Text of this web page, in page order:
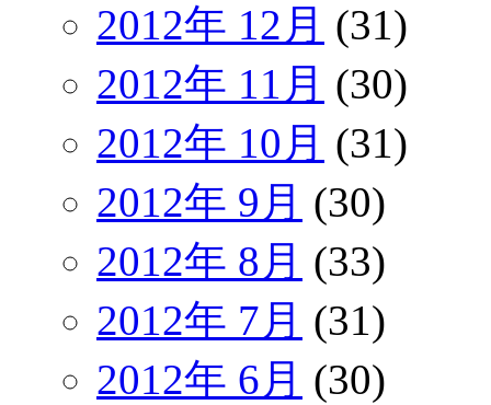
2012年 12月 (31)
2012年 11月 (30)
2012年 10月 (31)
2012年 9月 (30)
2012年 8月 (33)
2012年 7月 (31)
2012年 6月 (30)